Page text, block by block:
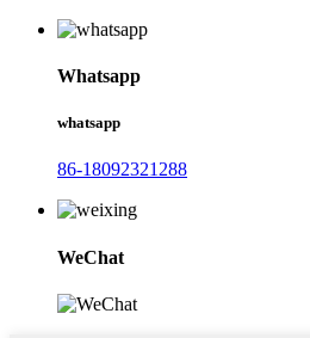
Whatsapp
whatsapp
86-18092321288
WeChat